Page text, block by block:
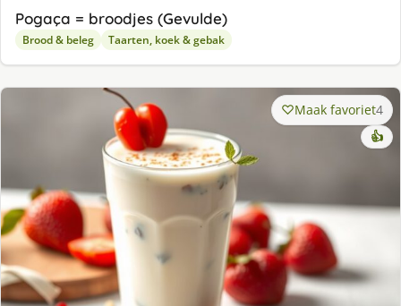
Pogaça = broodjes (Gevulde)
Brood & beleg Taarten, koek & gebak
Maak favoriet4
👍